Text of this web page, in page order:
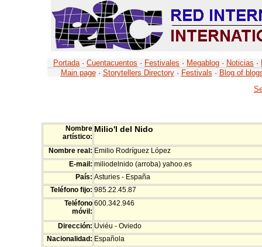
Portada · Cuentacuentos · Festivales · Megablog · Noticias ·
Main page · Storytellers Directory · Festivals · Blog of
Nombre
artístico:
Milio'l del Nido
Nombre real: Emilio Rodríguez López
E-mail: miliodelnido (arroba) yahoo.es
País: Asturies - España
Teléfono fijo: 985.22.45.87
Teléfono
móvil:
600.342.946
Dirección: Uviéu - Oviedo
Nacionalidad: Española